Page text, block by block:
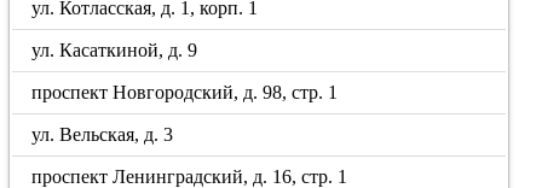
ул. Котласская, д. 1, корп. 1
ул. Касаткиной, д. 9
проспект Новгородский, д. 98, стр. 1
ул. Вельская, д. 3
проспект Ленинградский, д. 16, стр. 1